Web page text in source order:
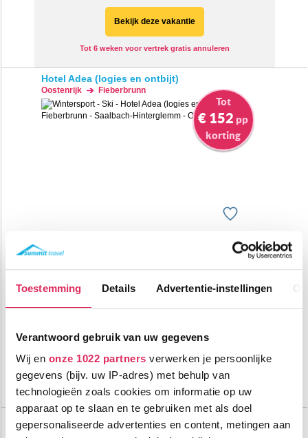
Toestemming Details Advertentie-instellingen
Verantwoord gebruik van uw gegevens
Wij en onze 1022 partners verwerken je persoonlijke
gegevens (bijv. uw IP-adres) met behulp van
technologieën zoals cookies om informatie op uw
apparaat op te slaan en te gebruiken met als doel
gepersonaliseerde advertenties en content, metingen aan
Bekijk deze vakantie
Tot 6 weken voor vertrek gratis annuleren
Hotel Adea (logies en ontbijt)
Oostenrijk Fieberbrunn
Tot
€ 152 pp
korting
Modern 4-sterrenhotel met wellness, direct aan de piste in
Fieberbrunn!
vanaf
1118
1200m tot centrum
Bekijk deze vakantie
Tot 6 weken voor vertrek gratis annuleren
Oostenrijk Fieberbrunn